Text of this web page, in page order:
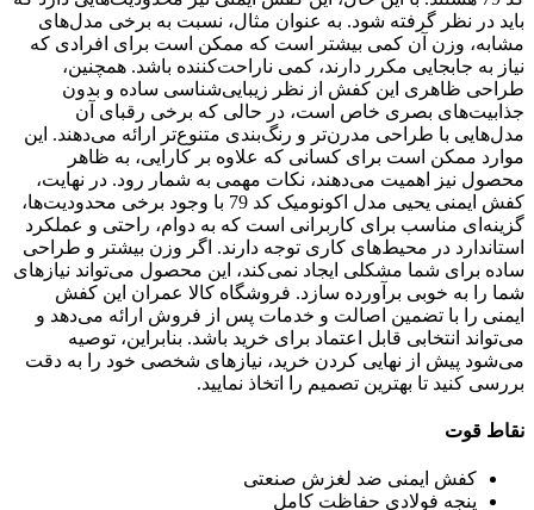
باید در نظر گرفته شود. به عنوان مثال، نسبت به برخی مدل‌های
مشابه، وزن آن کمی بیشتر است که ممکن است برای افرادی که
نیاز به جابجایی مکرر دارند، کمی ناراحت‌کننده باشد. همچنین،
طراحی ظاهری این کفش از نظر زیبایی‌شناسی ساده و بدون
جذابیت‌های بصری خاص است، در حالی که برخی رقبای آن
مدل‌هایی با طراحی مدرن‌تر و رنگ‌بندی متنوع‌تر ارائه می‌دهند. این
موارد ممکن است برای کسانی که علاوه بر کارایی، به ظاهر
محصول نیز اهمیت می‌دهند، نکات مهمی به شمار رود. در نهایت،
کفش ایمنی یحیی مدل اکونومیک کد 79 با وجود برخی محدودیت‌ها،
گزینه‌ای مناسب برای کاربرانی است که به دوام، راحتی و عملکرد
استاندارد در محیط‌های کاری توجه دارند. اگر وزن بیشتر و طراحی
ساده برای شما مشکلی ایجاد نمی‌کند، این محصول می‌تواند نیازهای
شما را به خوبی برآورده سازد. فروشگاه کالا عمران این کفش
ایمنی را با تضمین اصالت و خدمات پس از فروش ارائه می‌دهد و
می‌تواند انتخابی قابل اعتماد برای خرید باشد. بنابراین، توصیه
می‌شود پیش از نهایی کردن خرید، نیازهای شخصی خود را به دقت
بررسی کنید تا بهترین تصمیم را اتخاذ نمایید.
نقاط قوت
کفش ایمنی ضد لغزش صنعتی
پنجه فولادی حفاظت کامل